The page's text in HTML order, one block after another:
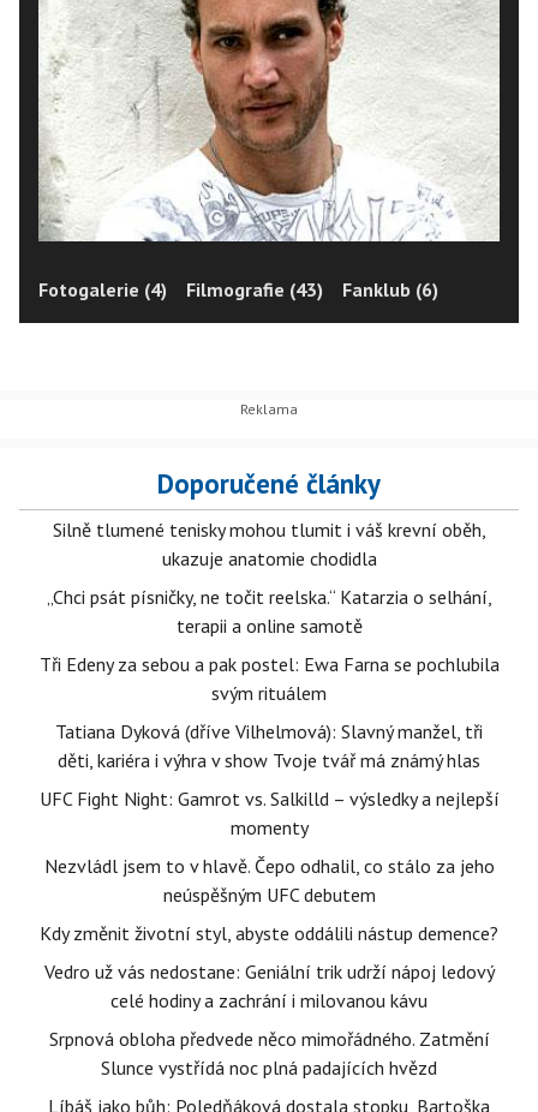
Fotogalerie (4) Filmografie (43) Fanklub (6)
Doporučené články
Silně tlumené tenisky mohou tlumit i váš krevní oběh,
ukazuje anatomie chodidla
„Chci psát písničky, ne točit reelska.“ Katarzia o selhání,
terapii a online samotě
Tři Edeny za sebou a pak postel: Ewa Farna se pochlubila
svým rituálem
Tatiana Dyková (dříve Vilhelmová): Slavný manžel, tři
děti, kariéra i výhra v show Tvoje tvář má známý hlas
UFC Fight Night: Gamrot vs. Salkilld – výsledky a nejlepší
momenty
Nezvládl jsem to v hlavě. Čepo odhalil, co stálo za jeho
neúspěšným UFC debutem
Kdy změnit životní styl, abyste oddálili nástup demence?
Vedro už vás nedostane: Geniální trik udrží nápoj ledový
celé hodiny a zachrání i milovanou kávu
Srpnová obloha předvede něco mimořádného. Zatmění
Slunce vystřídá noc plná padajících hvězd
Líbáš jako bůh: Poledňáková dostala stopku, Bartoška